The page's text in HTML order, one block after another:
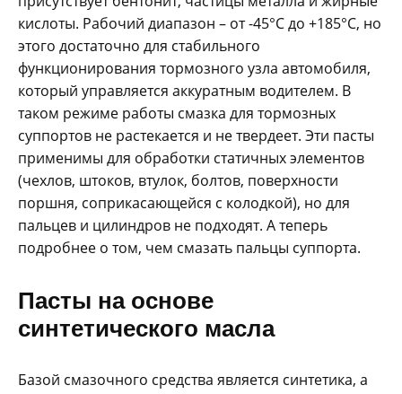
кислоты. Рабочий диапазон – от -45°C до +185°C, но
этого достаточно для стабильного
функционирования тормозного узла автомобиля,
который управляется аккуратным водителем. В
таком режиме работы смазка для тормозных
суппортов не растекается и не твердеет. Эти пасты
применимы для обработки статичных элементов
(чехлов, штоков, втулок, болтов, поверхности
поршня, соприкасающейся с колодкой), но для
пальцев и цилиндров не подходят. А теперь
подробнее о том, чем смазать пальцы суппорта.
Пасты на основе
синтетического масла
Базой смазочного средства является синтетика, а